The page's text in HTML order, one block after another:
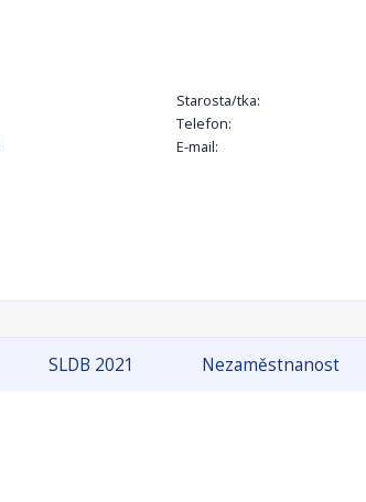
Starosta/tka:
Telefon:
E-mail:
SLDB 2021 Nezaměstnanost